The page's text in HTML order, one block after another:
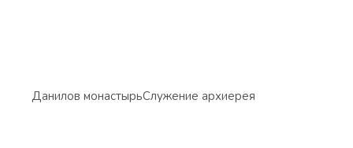
Данилов монастырьСлужение архиерея